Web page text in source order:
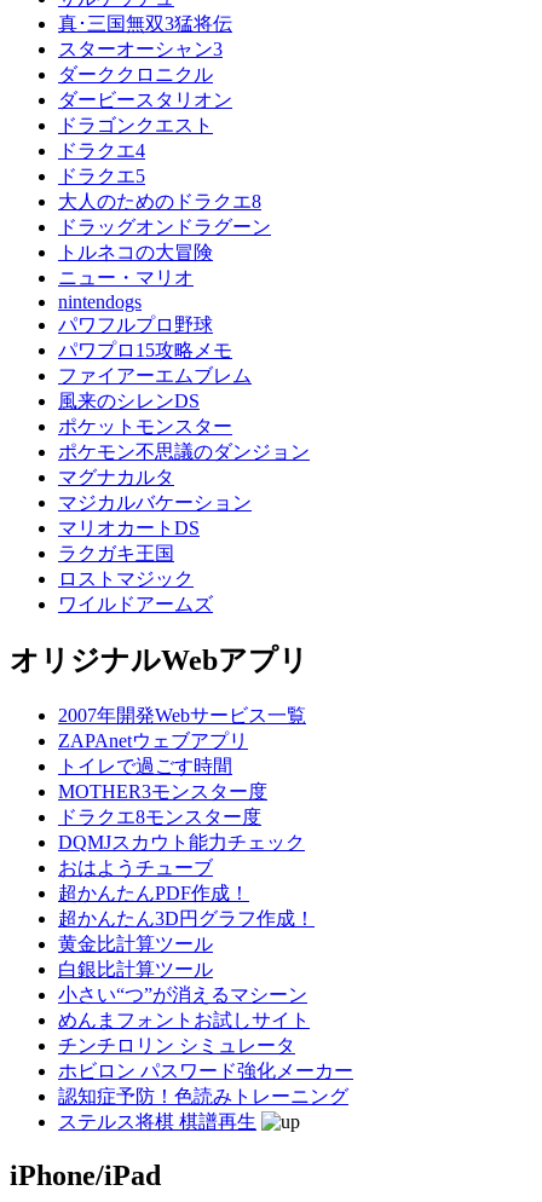
真･三国無双3猛将伝
スターオーシャン3
ダーククロニクル
ダービースタリオン
ドラゴンクエスト
ドラクエ4
ドラクエ5
大人のためのドラクエ8
ドラッグオンドラグーン
トルネコの大冒険
ニュー・マリオ
nintendogs
パワフルプロ野球
パワプロ15攻略メモ
ファイアーエムブレム
風来のシレンDS
ポケットモンスター
ポケモン不思議のダンジョン
マグナカルタ
マジカルバケーション
マリオカートDS
ラクガキ王国
ロストマジック
ワイルドアームズ
オリジナルWebアプリ
2007年開発Webサービス一覧
ZAPAnetウェブアプリ
トイレで過ごす時間
MOTHER3モンスター度
ドラクエ8モンスター度
DQMJスカウト能力チェック
おはようチューブ
超かんたんPDF作成！
超かんたん3D円グラフ作成！
黄金比計算ツール
白銀比計算ツール
小さい“つ”が消えるマシーン
めんまフォントお試しサイト
チンチロリン シミュレータ
ホビロン パスワード強化メーカー
認知症予防！色読みトレーニング
ステルス将棋 棋譜再生
iPhone/iPad